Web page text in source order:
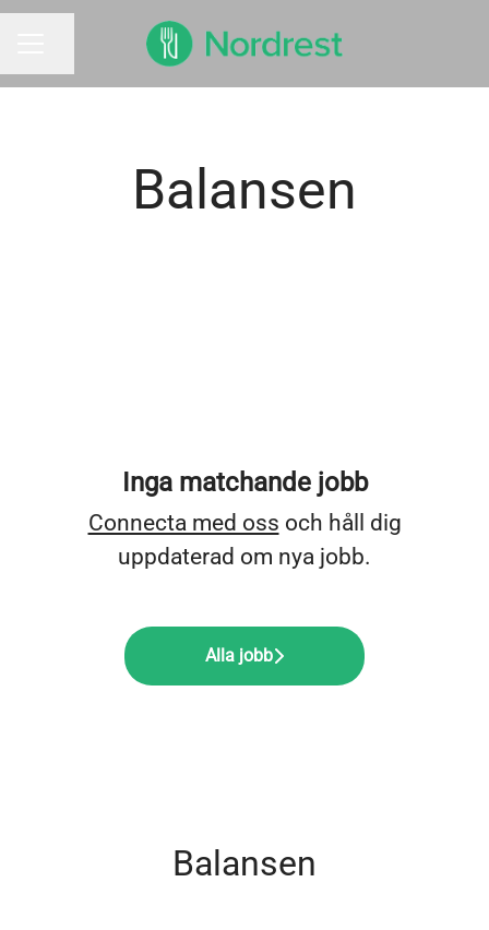
Balansen
Inga matchande jobb
Connecta med oss och håll dig
uppdaterad om nya jobb.
Alla jobb
Balansen